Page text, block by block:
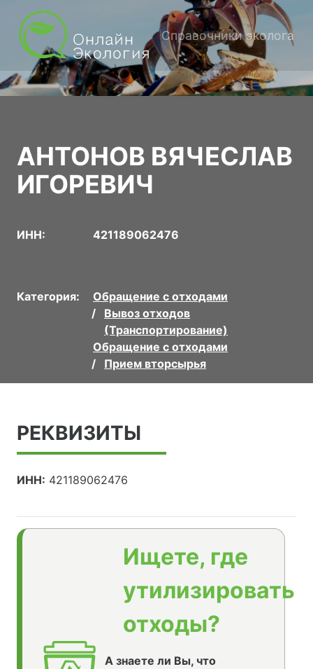
Справочники эколога
АНТОНОВ ВЯЧЕСЛАВ
ИГОРЕВИЧ
ИНН: 421189062476
Категория:
Обращение с отходами
Вывоз отходов
(Транспортирование)
Обращение с отходами
Прием вторсырья
РЕКВИЗИТЫ
ИНН: 421189062476
Ищете, где
утилизировать
отходы?
А знаете ли Вы, что